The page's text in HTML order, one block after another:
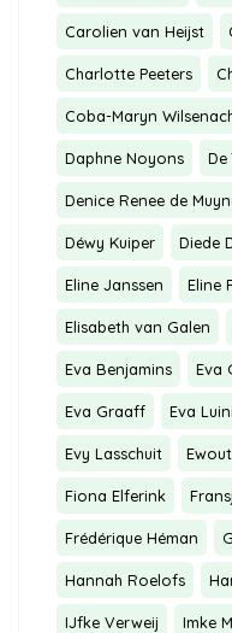
Carolien van Heijst
Charlotte Peeters
Coba-Maryn
Daphne Noyons
Denice Renee de
Déwy Kuiper Diede
Eline Janssen Eline
Elisabeth van Galen
Eva Benjamins Eva
Eva Graaff Eva
Evy Lasschuit
Fiona Elferink
Frédérique Héman
Hannah Roelofs
IJfke Verweij Imke